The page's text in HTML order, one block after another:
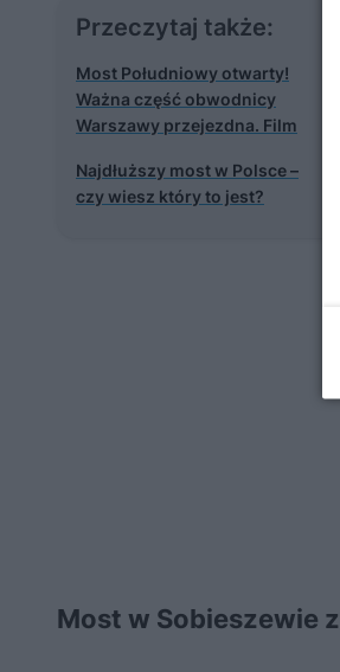
Przeczytaj także:
Most Południowy otwarty!
Ważna część obwodnicy
Warszawy przejezdna. Film
Najdłuższy most w Polsce –
czy wiesz który to jest?
Most w Sobieszewie